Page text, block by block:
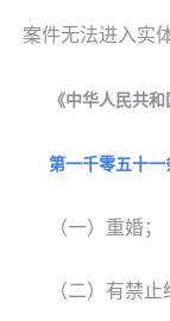
案件无法进入实
《中华人民共和
第一千零五十一
（一）重婚；
（二）有禁止